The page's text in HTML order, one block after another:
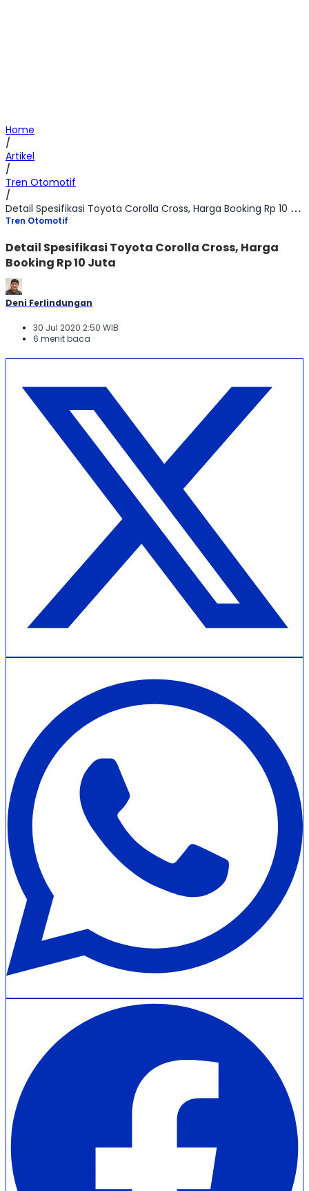
Home
/
Artikel
/
Tren Otomotif
/
Detail Spesifikasi Toyota Corolla Cross, Harga Booking Rp 10 Juta
Tren Otomotif
Detail Spesifikasi Toyota Corolla Cross, Harga
Booking Rp 10 Juta
Deni Ferlindungan
30 Jul 2020 2:50 WIB
6 menit baca